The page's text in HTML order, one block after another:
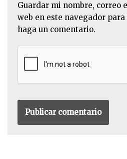
Guardar mi nombre, correo
web en este navegador
haga un comentario.